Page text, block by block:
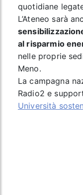
quotidiane
L’Ateneo sarà
al risparmio
nelle proprie
Meno.
La campagna
Radio2 e
Università